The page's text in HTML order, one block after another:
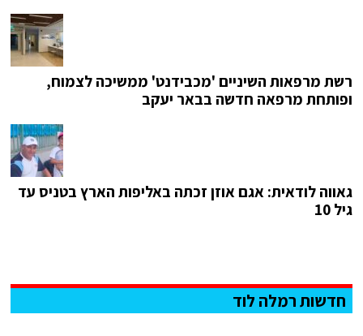
רשת מרפאות השיניים 'מכבידנט' ממשיכה לצמוח,
ופותחת מרפאה חדשה בבאר יעקב
גאווה לודאית: אגם אוזן זכתה באליפות הארץ בטניס עד
גיל 10
חדשות רמלה לוד